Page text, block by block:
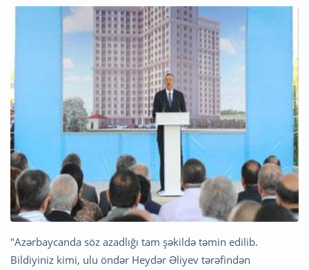
"Azərbaycanda söz azadlığı tam şəkildə təmin edilib.
Bildiyiniz kimi, ulu öndər Heydər Əliyev tərəfindən